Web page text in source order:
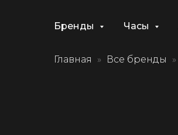
Бренды Часы
Главная Все бренды